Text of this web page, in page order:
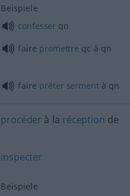
Beispiele
confesser qn
faire promettre qc à qn
faire prêter sermentà qn
procéder à la réception de
inspecter
Beispiele